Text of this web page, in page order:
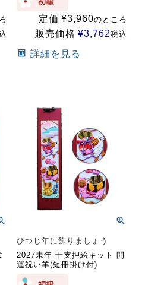
定価 ¥3,960のところ
販売価格 ¥3,762税込
詳細を見る
ひつじ年に飾りましょう
2027未年 干支押絵キット 開
運祝い羊(短冊掛け付)